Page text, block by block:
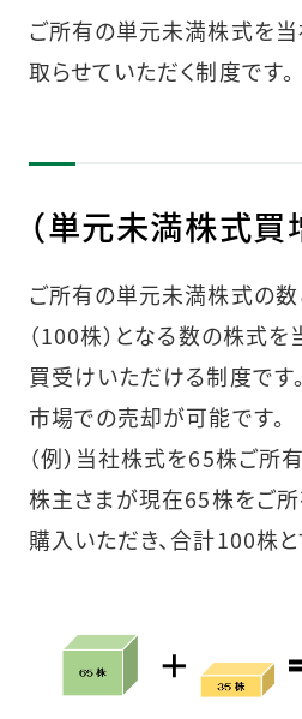
ご所有の単元未満株式を
取らせていただく制度です。
（単元未満株式買
ご所有の単元未満株式の
（100株）となる数の株式
買受けいただける制度です
市場での売却が可能です。
（例）当社株式を65株ご所
株主さまが現在65株をご
購入いただき、合計100株と